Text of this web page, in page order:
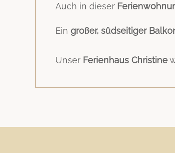
Auch in dieser
Ein großer, südseitiger
Unser Ferienhaus Christine